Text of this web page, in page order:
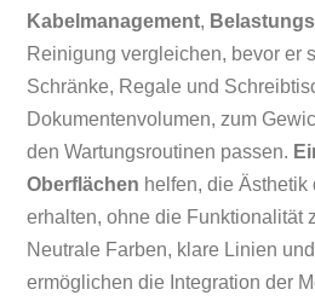
Kabelmanagement,
Reinigung vergleichen, bevor er
Schränke, Regale und
Dokumentenvolumen, zum
den Wartungsroutinen passen.
Oberflächen helfen, die Ästhetik
erhalten, ohne die Funktionalität
Neutrale Farben, klare Linien
ermöglichen die Integration der